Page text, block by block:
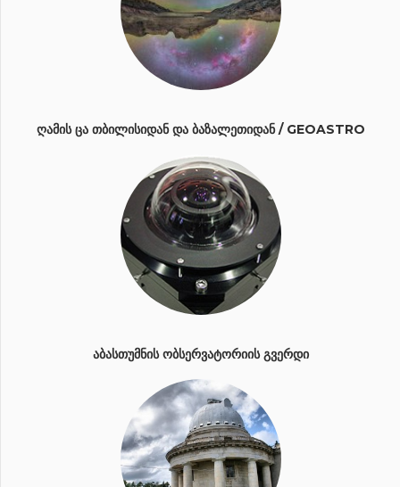
ᲦᲐᲛᲘᲡ ᲪᲐ ᲗᲑᲘᲚᲘᲡᲘᲓᲐᲜ ᲓᲐ ᲑᲐᲖᲐᲚᲔᲗᲘᲓᲐᲜ / GEOASTRO
ᲐᲑᲐᲡᲗᲣᲛᲜᲘᲡ ᲝᲑᲡᲔᲠᲕᲐᲢᲝᲠᲘᲘᲡ ᲒᲕᲔᲠᲓᲘ